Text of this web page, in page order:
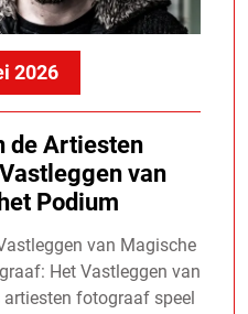
2026
de Artiesten
van
Podium
van Magische
Het Vastleggen van
fotograaf speel